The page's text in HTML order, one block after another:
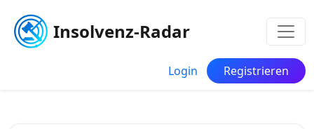
Insolvenz-Radar
Login Registrieren